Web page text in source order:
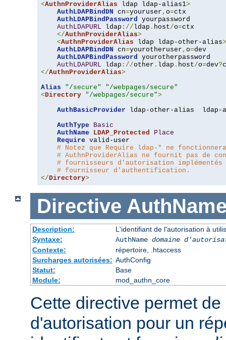
<AuthnProviderAlias ldap ldap-alias1>
AuthLDAPBindDN cn=youruser , o=ctx
AuthLDAPBindPassword yourpassword
AuthLDAPURL ldap ://ldap . host/o=ctx
</AuthnProviderAlias>
<AuthnProviderAlias ldap ldap-other-alias>
AuthLDAPBindDN cn=yourotheruser , o=dev
AuthLDAPBindPassword yourotherpassword
AuthLDAPURL ldap ://other . ldap . host/o=dev?
</AuthnProviderAlias>
Alias
"/secure"
"/webpages/secure"
<Directory "/webpages/secure">
AuthBasicProvider ldap-other-alias  ldap-
AuthType
Basic
AuthName
LDAP_Protected
Place
Require valid-user
# Notez que Require ldap-* ne
# AuthnProviderAlias ne fournit pas de
# fournisseurs d'autorisation implémentés
# fournisseur d'authentification.
</Directory>
Directive
Description:
L'identifiant de l'autorisation à
Syntaxe:
AuthName domaine
Contexte:
répertoire, .htaccess
Surcharges autorisées: AuthConfig
Statut:
Base
Module:
mod_authn_core
Cette directive permet
d'autorisation pour un